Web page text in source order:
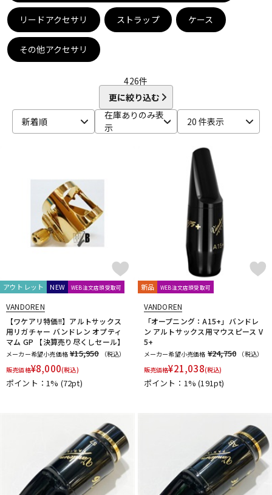
リードアクセサリ ストラップ ケース
その他アクセサリ
426件
更に絞り込む
新着順
在庫ありのみ表
示
20 件表示
アウトレット NEW WEB注文店頭受取可
VANDOREN
【ワケアリ特価!!】アルトサックス
用リガチャー バンドレン オプティ
マム GP 【決算売り尽くしセール】
メーカー希望小売価格 ¥15,950
（税込）
販売価格¥8,000(税込)
ポイント：1% (72pt)
新品 WEB注文店頭受取可
VANDOREN
「オープニング：A15+」バンドレ
ン アルトサックス用マウスピース V
5+
メーカー希望小売価格 ¥24,750
（税込）
販売価格¥21,038(税込)
ポイント：1%(191pt)